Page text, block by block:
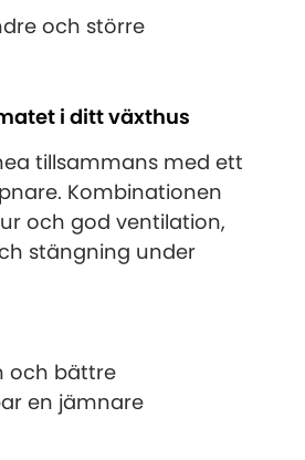
och större
i ditt växthus
tillsammans med ett
Kombinationen
och god ventilation,
stängning under
och bättre
en jämnare